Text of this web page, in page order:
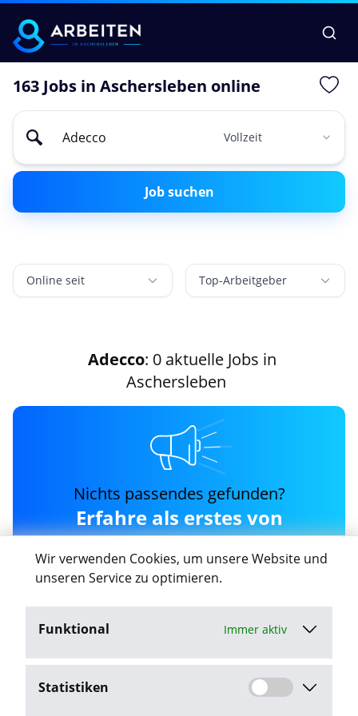
Wir verwenden Cookies, um unsere Website und
unseren Service zu optimieren.
Funktional Immer aktiv
Statistiken
163 Jobs in Aschersleben online
Job suchen
Online seit Top-Arbeitgeber
Adecco: 0 aktuelle Jobs in
Aschersleben
Nichts passendes gefunden?
Erfahre als erstes von
neuen adecco Jobs in
Aschersleben